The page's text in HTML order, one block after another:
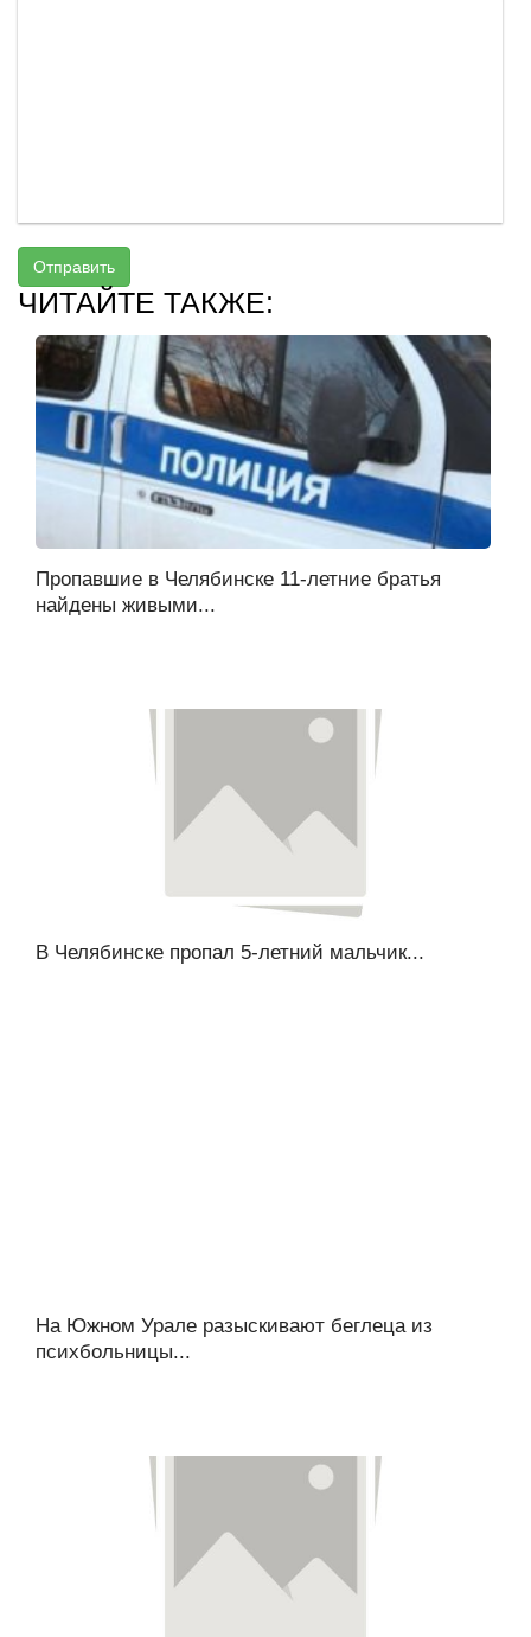
Отправить
ЧИТАЙТЕ ТАКЖЕ:
Пропавшие в Челябинске 11-летние братья
найдены живыми...
В Челябинске пропал 5-летний мальчик...
На Южном Урале разыскивают беглеца из
психбольницы...